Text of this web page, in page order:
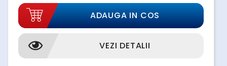
ADAUGA IN COS
VEZI DETALII